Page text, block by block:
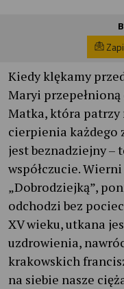
Kiedy klękamy
Maryi przepełnioną
Matka, która patrzy
cierpienia każdego
jest beznadziejny –
współczucie.
„Dobrodziejką”,
odchodzi bez
XV wieku, utkana
uzdrowienia,
krakowskich
na siebie nasze